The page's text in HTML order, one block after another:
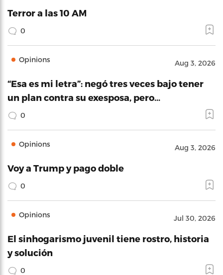
Terror a las 10 AM
0
Opinions Aug 3, 2026
“Esa es mi letra”: negó tres veces bajo tener
un plan contra su exesposa, pero…
0
Opinions Aug 3, 2026
Voy a Trump y pago doble
0
Opinions Jul 30, 2026
El sinhogarismo juvenil tiene rostro, historia
y solución
0